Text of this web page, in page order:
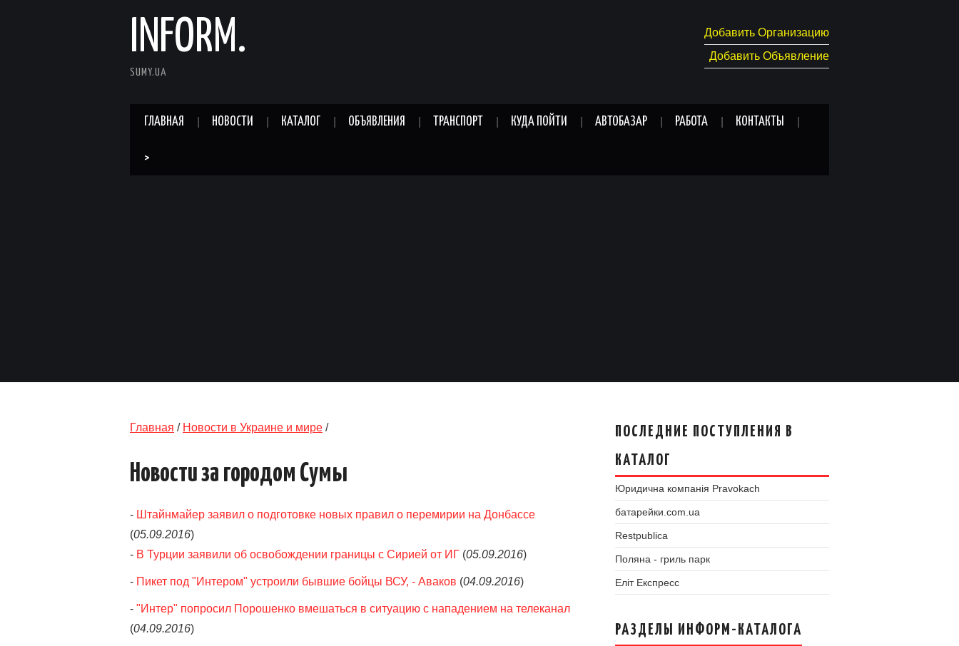
INFORM.
SUMY.UA
Добавить Организацию
Добавить Объявление
ГЛАВНАЯ НОВОСТИ КАТАЛОГ ОБЪЯВЛЕНИЯ ТРАНСПОРТ КУДА ПОЙТИ АВТОБАЗАР РАБОТА КОНТАКТЫ
>
Главная / Новости в Украине и мире /
Новости за городом Сумы
- Штайнмайер заявил о подготовке новых правил о перемирии на Донбассе
(05.09.2016)
- В Турции заявили об освобождении границы с Сирией от ИГ (05.09.2016)
- Пикет под "Интером" устроили бывшие бойцы ВСУ, - Аваков (04.09.2016)
- "Интер" попросил Порошенко вмешаться в ситуацию с нападением на телеканал
(04.09.2016)
ПОСЛЕДНИЕ ПОСТУПЛЕНИЯ В
КАТАЛОГ
Юридична компанія Pravokach
батарейки.com.ua
Restpublica
Поляна - гриль парк
Еліт Експресс
РАЗДЕЛЫ ИНФОРМ-КАТАЛОГА